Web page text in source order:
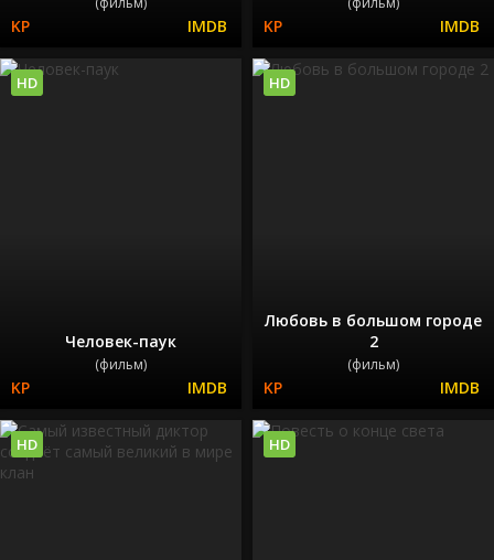
Человек-паук
(фильм)
HD
Любовь в большом городе
2
(фильм)
HD
HD HD